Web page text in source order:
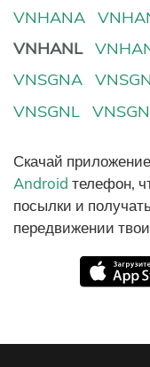
VNHANA
VNHANL
VNSGNA
VNSGNL
Скачай
Android телефон,
посылки и
передвижении